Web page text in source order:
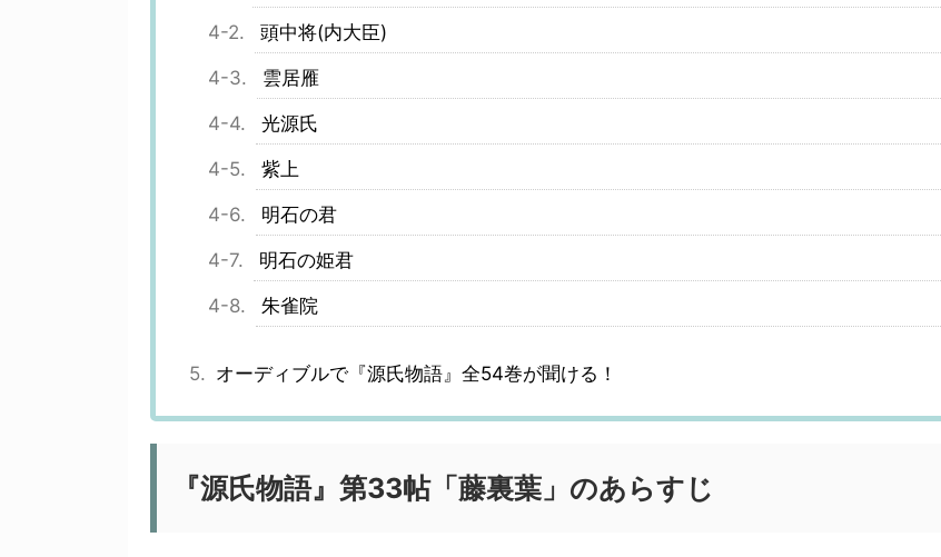
頭中将(内大臣)
雲居雁
光源氏
紫上
明石の君
明石の姫君
朱雀院
オーディブルで『源氏物語』全54巻が聞ける！
『源氏物語』第33帖「藤裏葉」のあらすじ